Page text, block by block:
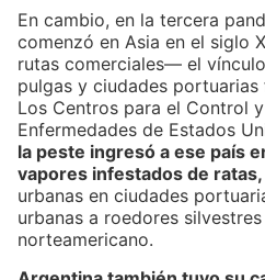
En cambio, en la tercera
comenzó en Asia en el siglo
rutas comerciales— el
pulgas y ciudades portuarias
Los Centros para el Control
Enfermedades de Estados
la peste ingresó a ese país
vapores infestados de ratas,
urbanas en ciudades
urbanas a roedores
norteamericano.